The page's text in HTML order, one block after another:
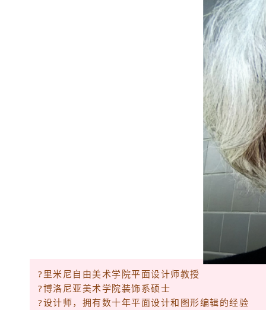
?里米尼自由美术学院平面设计师教授
?博洛尼亚美术学院装饰系硕士
?设计师，拥有数十年平面设计和图形编辑的经验